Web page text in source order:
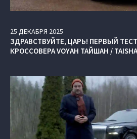
25 ДЕКАБРЯ 2025
ЗДРАВСТВУЙТЕ, ЦАРЬ! ПЕРВЫЙ
КРОССОВЕРА VOYAH ТАЙШАН /